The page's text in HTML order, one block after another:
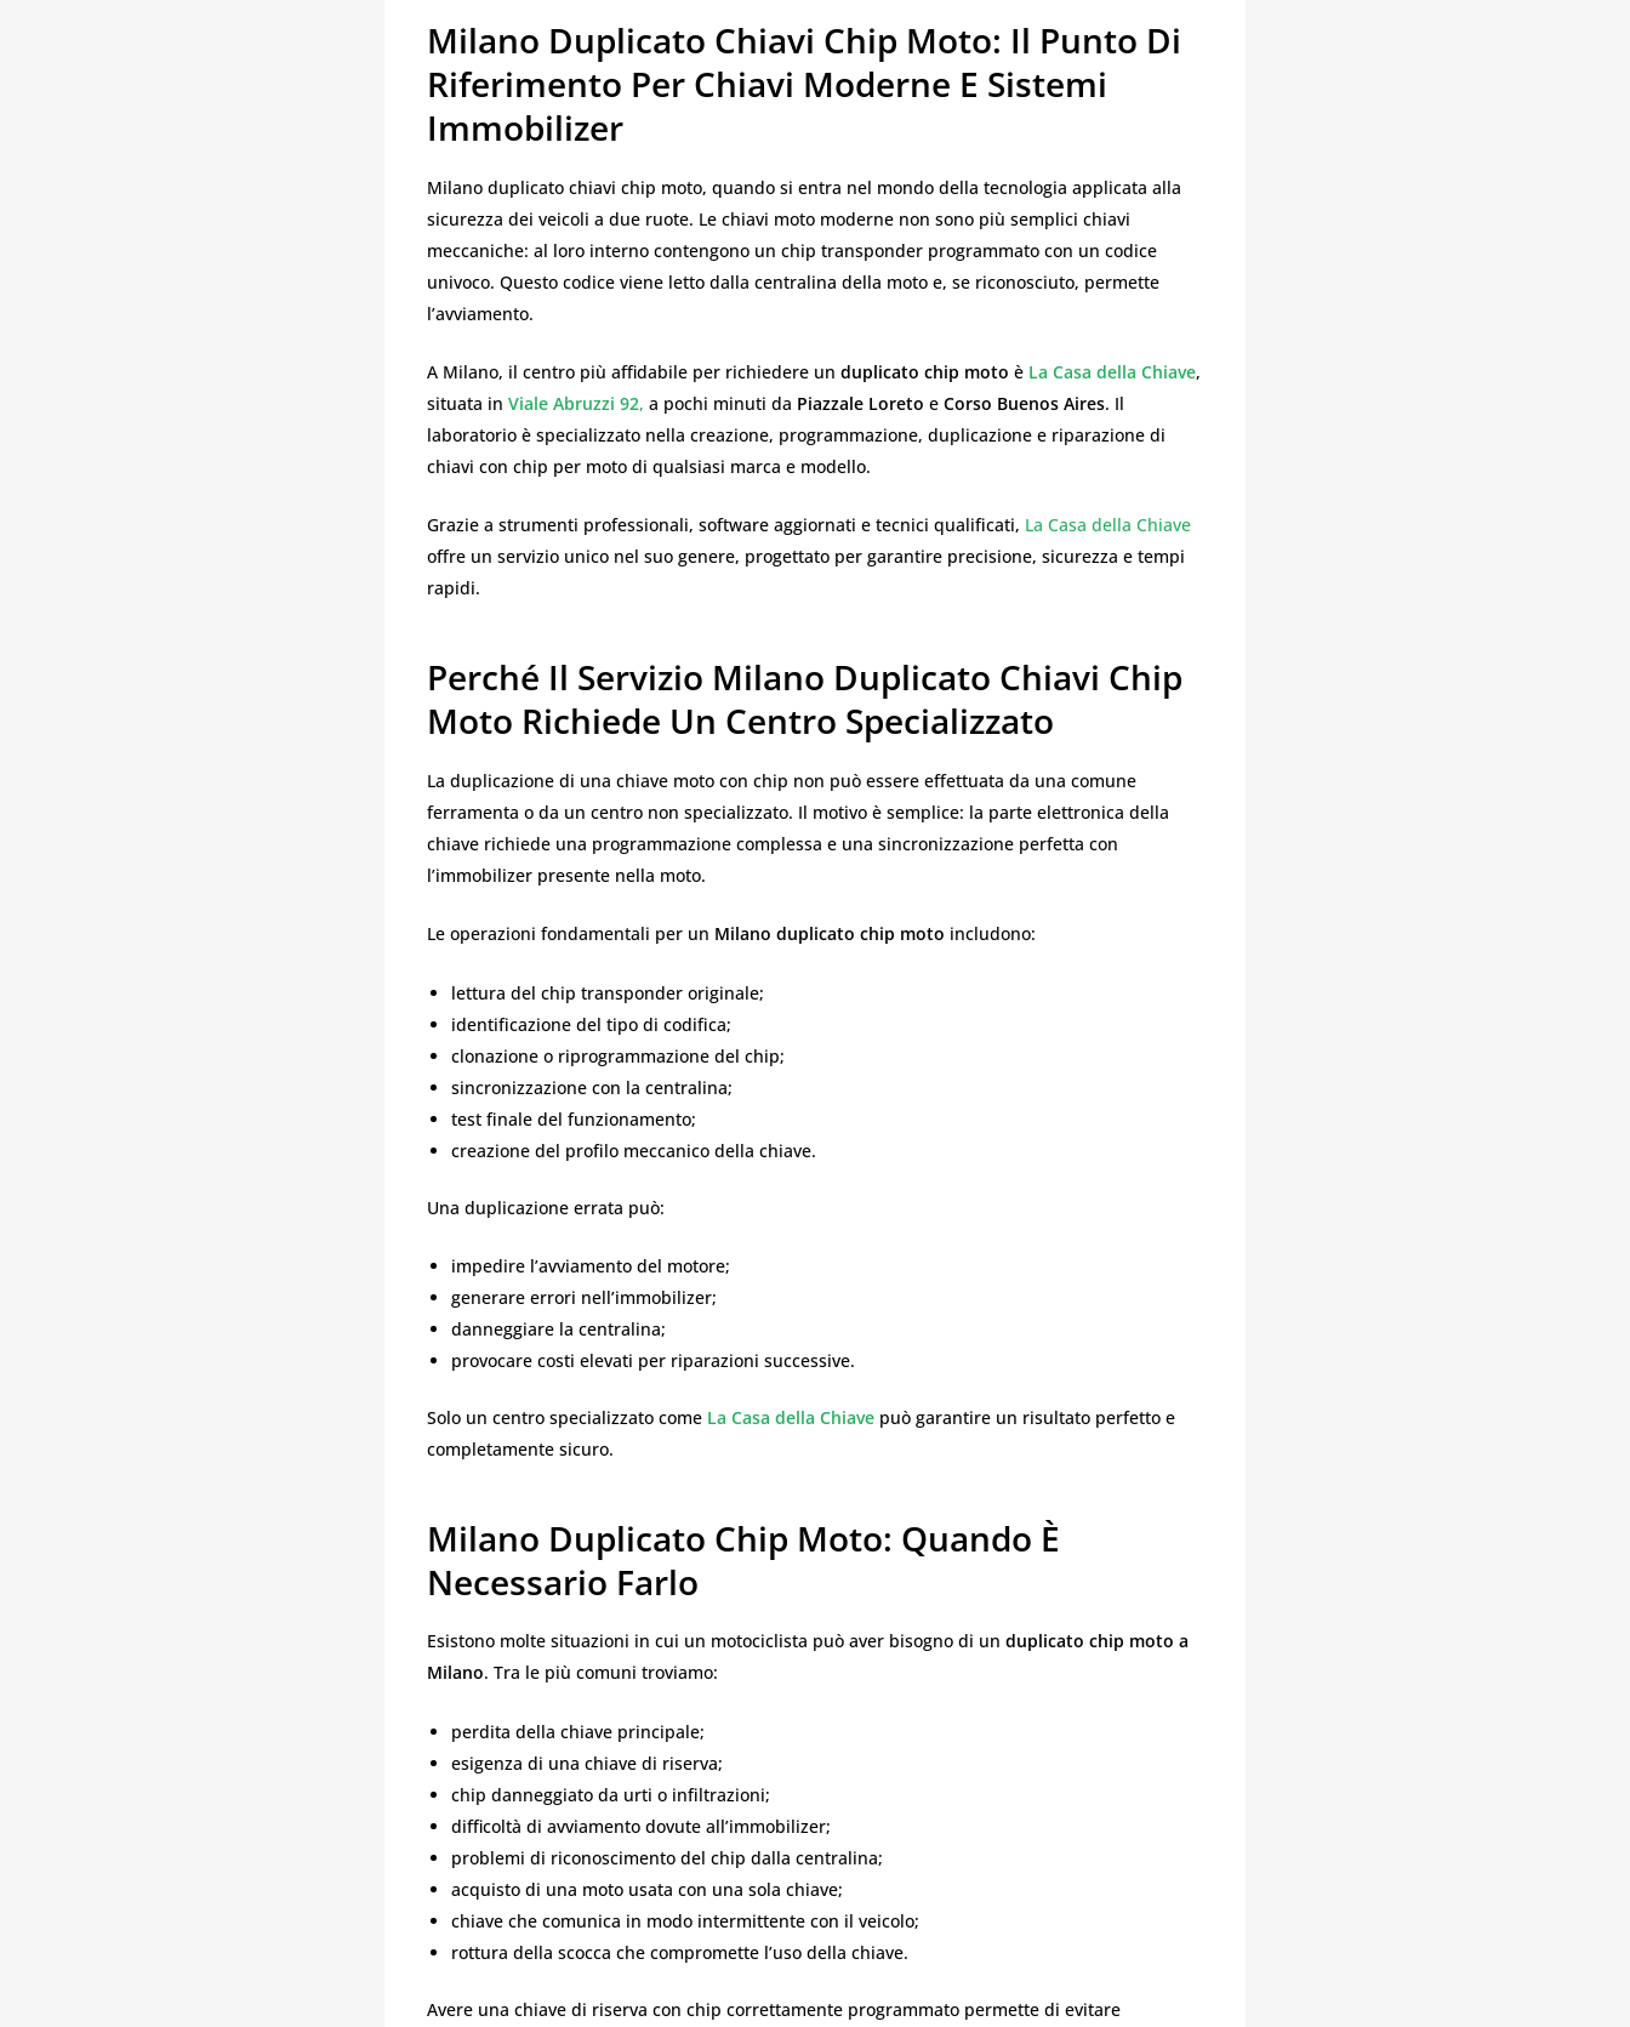
Milano Duplicato Chiavi Chip Moto: Il Punto Di
Riferimento Per Chiavi Moderne E Sistemi
Immobilizer
Milano duplicato chiavi chip moto, quando si entra nel mondo della tecnologia applicata alla
sicurezza dei veicoli a due ruote. Le chiavi moto moderne non sono più semplici chiavi
meccaniche: al loro interno contengono un chip transponder programmato con un codice
univoco. Questo codice viene letto dalla centralina della moto e, se riconosciuto, permette
l’avviamento.
A Milano, il centro più affidabile per richiedere un duplicato chip moto è La Casa della Chiave,
situata in Viale Abruzzi 92, a pochi minuti da Piazzale Loreto e Corso Buenos Aires. Il
laboratorio è specializzato nella creazione, programmazione, duplicazione e riparazione di
chiavi con chip per moto di qualsiasi marca e modello.
Grazie a strumenti professionali, software aggiornati e tecnici qualificati, La Casa della Chiave
offre un servizio unico nel suo genere, progettato per garantire precisione, sicurezza e tempi
rapidi.
Perché Il Servizio Milano Duplicato Chiavi Chip
Moto Richiede Un Centro Specializzato
La duplicazione di una chiave moto con chip non può essere effettuata da una comune
ferramenta o da un centro non specializzato. Il motivo è semplice: la parte elettronica della
chiave richiede una programmazione complessa e una sincronizzazione perfetta con
l’immobilizer presente nella moto.
Le operazioni fondamentali per un Milano duplicato chip moto includono:
lettura del chip transponder originale;
identificazione del tipo di codifica;
clonazione o riprogrammazione del chip;
sincronizzazione con la centralina;
test finale del funzionamento;
creazione del profilo meccanico della chiave.
Una duplicazione errata può:
impedire l’avviamento del motore;
generare errori nell’immobilizer;
danneggiare la centralina;
provocare costi elevati per riparazioni successive.
Solo un centro specializzato come La Casa della Chiave può garantire un risultato perfetto e
completamente sicuro.
Milano Duplicato Chip Moto: Quando È
Necessario Farlo
Esistono molte situazioni in cui un motociclista può aver bisogno di un duplicato chip moto a
Milano. Tra le più comuni troviamo:
perdita della chiave principale;
esigenza di una chiave di riserva;
chip danneggiato da urti o infiltrazioni;
difficoltà di avviamento dovute all’immobilizer;
problemi di riconoscimento del chip dalla centralina;
acquisto di una moto usata con una sola chiave;
chiave che comunica in modo intermittente con il veicolo;
rottura della scocca che compromette l’uso della chiave.
Avere una chiave di riserva con chip correttamente programmato permette di evitare